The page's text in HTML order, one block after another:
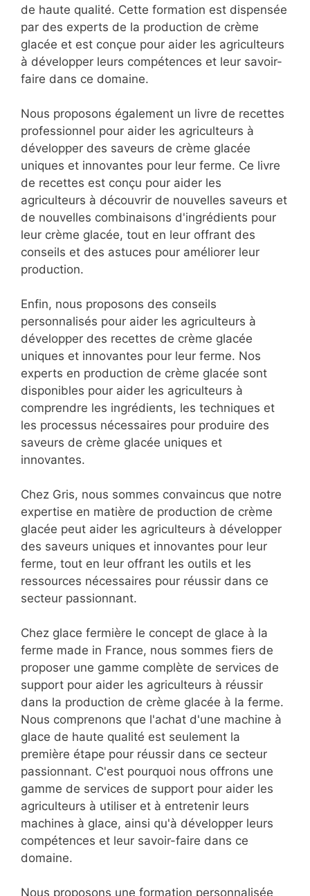
de haute qualité. Cette formation est dispensée
par des experts de la production de crème
glacée et est conçue pour aider les agriculteurs
à développer leurs compétences et leur savoir-
faire dans ce domaine.
Nous proposons également un livre de recettes
professionnel pour aider les agriculteurs à
développer des saveurs de crème glacée
uniques et innovantes pour leur ferme. Ce livre
de recettes est conçu pour aider les
agriculteurs à découvrir de nouvelles saveurs et
de nouvelles combinaisons d'ingrédients pour
leur crème glacée, tout en leur offrant des
conseils et des astuces pour améliorer leur
production.
Enfin, nous proposons des conseils
personnalisés pour aider les agriculteurs à
développer des recettes de crème glacée
uniques et innovantes pour leur ferme. Nos
experts en production de crème glacée sont
disponibles pour aider les agriculteurs à
comprendre les ingrédients, les techniques et
les processus nécessaires pour produire des
saveurs de crème glacée uniques et
innovantes.
Chez Gris, nous sommes convaincus que notre
expertise en matière de production de crème
glacée peut aider les agriculteurs à développer
des saveurs uniques et innovantes pour leur
ferme, tout en leur offrant les outils et les
ressources nécessaires pour réussir dans ce
secteur passionnant.
Chez glace fermière le concept de glace à la
ferme made in France, nous sommes fiers de
proposer une gamme complète de services de
support pour aider les agriculteurs à réussir
dans la production de crème glacée à la ferme.
Nous comprenons que l'achat d'une machine à
glace de haute qualité est seulement la
première étape pour réussir dans ce secteur
passionnant. C'est pourquoi nous offrons une
gamme de services de support pour aider les
agriculteurs à utiliser et à entretenir leurs
machines à glace, ainsi qu'à développer leurs
compétences et leur savoir-faire dans ce
domaine.
Nous proposons une formation personnalisée